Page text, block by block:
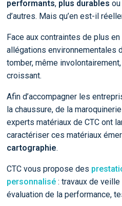
performants, plus durables ou
d’autres. Mais qu’en est-il
Face aux contraintes de plus
allégations environnementales
tomber, même
croissant.
Afin d’accompagner les
la chaussure, de la
experts matériaux de CTC ont
caractériser ces matériaux
cartographie.
CTC vous propose des
personnalisé: travaux de veille
évaluation de la performance,